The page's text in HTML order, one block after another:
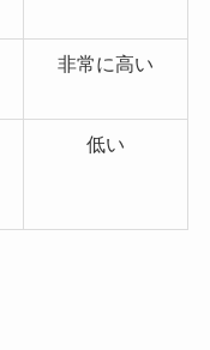
非常に高い
低い